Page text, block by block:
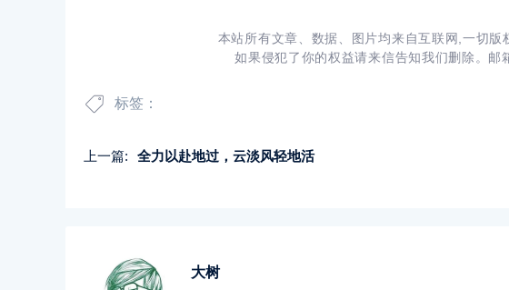
本站所有文章、数据、图片均来自互联网,一切版
如果侵犯了你的权益请来信告知我们删除。邮
标签：
上一篇: 全力以赴地过，云淡风轻地活
大树